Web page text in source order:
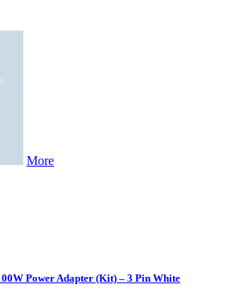
More
Power Adapter (Kit) – 3 Pin White